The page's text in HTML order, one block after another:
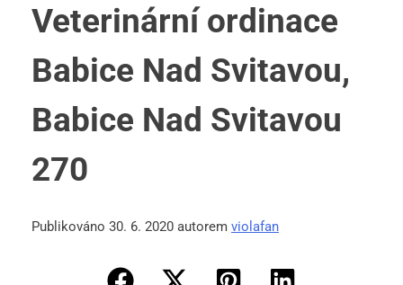
Veterinární ordinace
Babice Nad Svitavou,
Babice Nad Svitavou
270
Publikováno 30. 6. 2020 autorem violafan